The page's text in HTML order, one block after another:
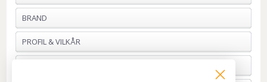
BRAND
PROFIL & VILKÅR